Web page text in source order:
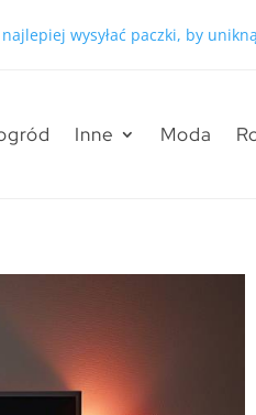
najlepiej wysyłać paczki, by
Inne Moda